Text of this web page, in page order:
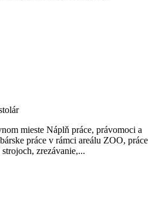
mieste Náplň práce, právomoci a
práce v rámci areálu ZOO, práce
zrezávanie,...